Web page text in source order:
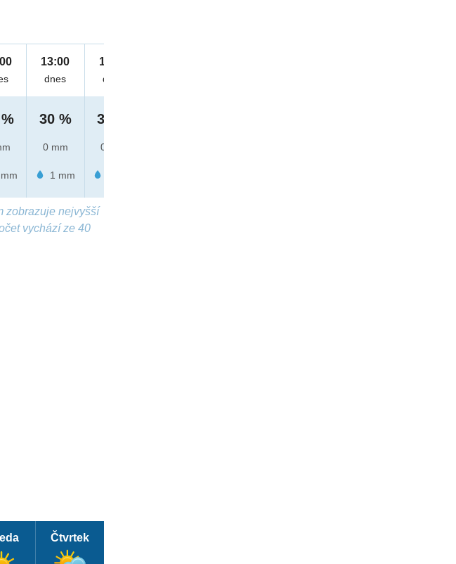
13:00
dnes
30 %
0 mm
1 mm
14:00
dnes
30 %
0 mm
zobrazuje nejvyšší
vychází ze 40
Čtvrtek